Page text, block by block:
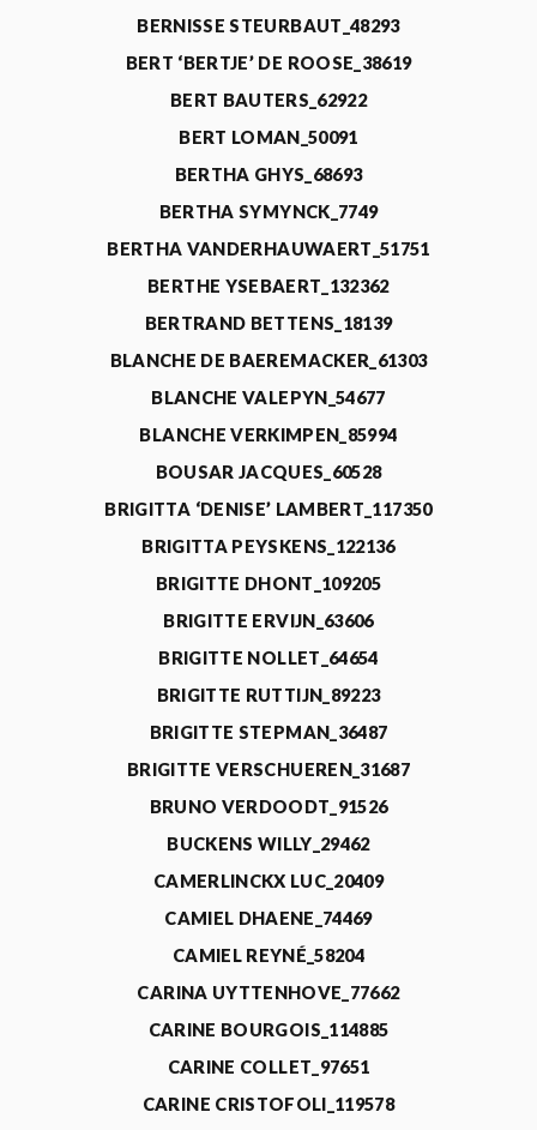
BERNISSE STEURBAUT_48293
BERT ‘BERTJE’ DE ROOSE_38619
BERT BAUTERS_62922
BERT LOMAN_50091
BERTHA GHYS_68693
BERTHA SYMYNCK_7749
BERTHA VANDERHAUWAERT_51751
BERTHE YSEBAERT_132362
BERTRAND BETTENS_18139
BLANCHE DE BAEREMACKER_61303
BLANCHE VALEPYN_54677
BLANCHE VERKIMPEN_85994
BOUSAR JACQUES_60528
BRIGITTA ‘DENISE’ LAMBERT_117350
BRIGITTA PEYSKENS_122136
BRIGITTE DHONT_109205
BRIGITTE ERVIJN_63606
BRIGITTE NOLLET_64654
BRIGITTE RUTTIJN_89223
BRIGITTE STEPMAN_36487
BRIGITTE VERSCHUEREN_31687
BRUNO VERDOODT_91526
BUCKENS WILLY_29462
CAMERLINCKX LUC_20409
CAMIEL DHAENE_74469
CAMIEL REYNÉ_58204
CARINA UYTTENHOVE_77662
CARINE BOURGOIS_114885
CARINE COLLET_97651
CARINE CRISTOFOLI_119578